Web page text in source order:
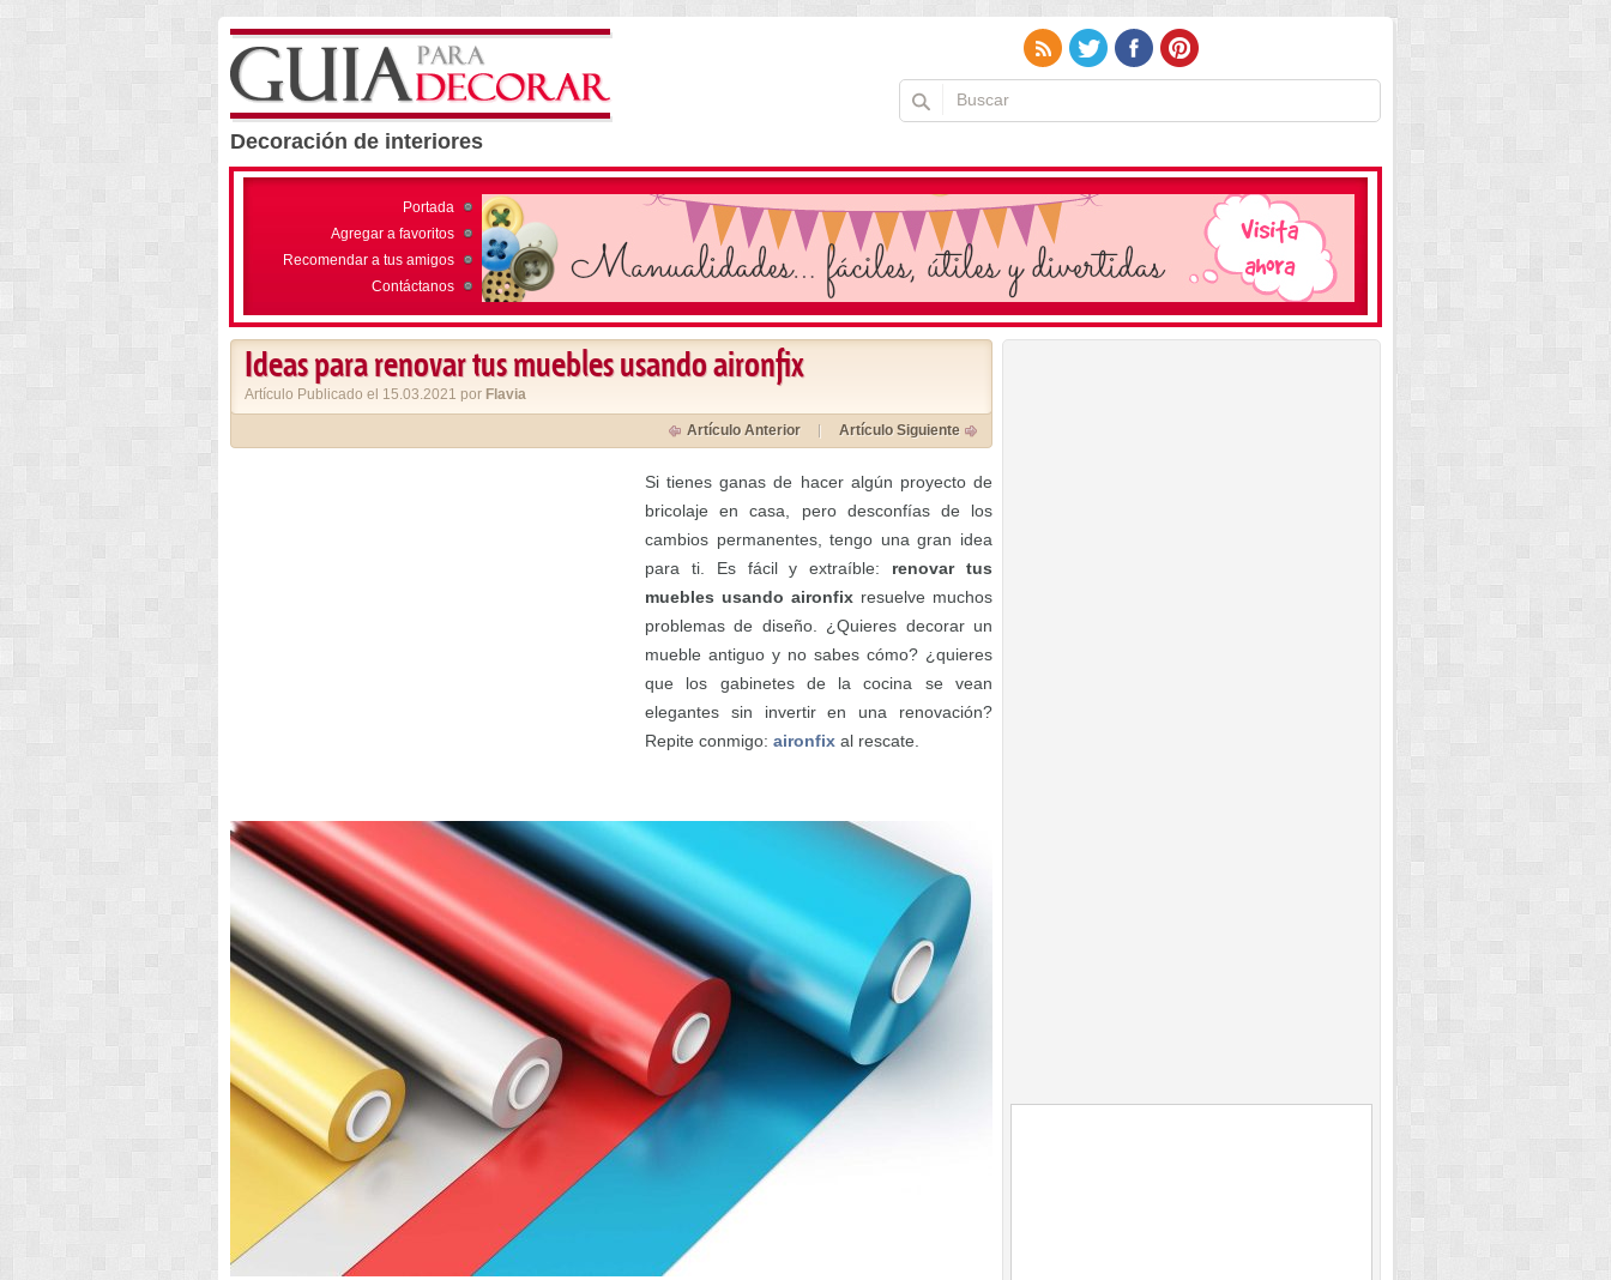
Decoración de interiores
Portada
Agregar a favoritos
Recomendar a tus amigos
Contáctanos
Ideas para renovar tus muebles usando aironfix
Artículo Publicado el 15.03.2021 por Flavia
Artículo Anterior Artículo Siguiente
Si tienes ganas de hacer algún proyecto de
bricolaje en casa, pero desconfías de los
cambios permanentes, tengo una gran idea
para ti. Es fácil y extraíble: renovar tus
muebles usando aironfix resuelve muchos
problemas de diseño. ¿Quieres decorar un
mueble antiguo y no sabes cómo? ¿quieres
que los gabinetes de la cocina se vean
elegantes sin invertir en una renovación?
Repite conmigo: aironfix al rescate.